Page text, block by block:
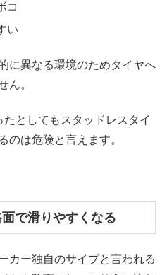
コ
い
に異なる環境のためタイヤへ
ん。
としてもスタッドレスタイ
のは危険と言えます。
で滑りやすくなる
カー独自のサイプと言われる